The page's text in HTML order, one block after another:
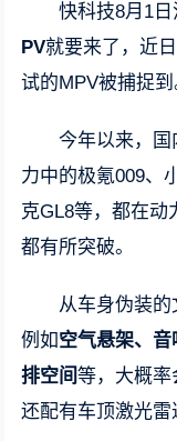
快科技8月1日
PV就要来了，近
试的MPV被捕捉到
今年以来，
力中的极氪009、
克GL8等，都在动
都有所突破。
从车身伪装的
例如空气悬架、
排空间等，大概
还配有车顶激光雷